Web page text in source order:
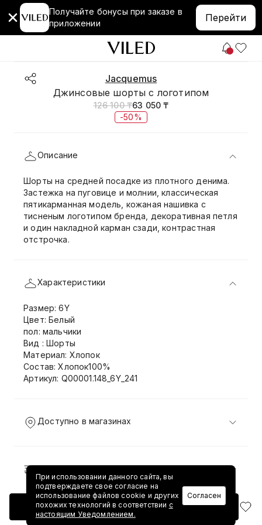
Получайте бонусы при заказе в
приложении
Перейти
Jacquemus
Джинсовые шорты с логотипом
126 100 ₸63 050 ₸
-50%
Добавить в корзину
Описание
Шорты на средней посадке из плотного денима.
Застежка на пуговице и молнии, классическая
пятикарманная модель, кожаная нашивка с
тисненым логотипом бренда, декоративная петля
и один накладной карман сзади, контрастная
отстрочка.
Характеристики
Размер: 6Y
Цвет: Белый
пол: мальчики
Вид : Шорты
Материал: Хлопок
Состав: Хлопок100%
Артикул: Q00001.148_6Y_241
Доступно в магазинах
Доставка и возврат
При использовании данного сайта, вы
подтверждаете свое согласие на
использование файлов cookie и других
похожих технологий в соответствии с
настоящим Уведомлением.
Согласен